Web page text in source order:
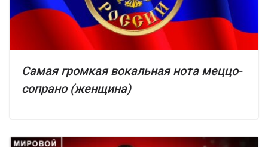
Самая громкая вокальная нота меццо-
сопрано (женщина)